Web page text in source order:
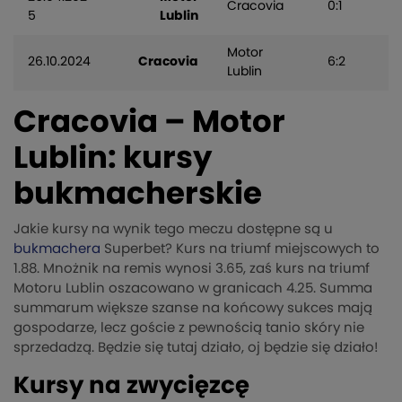
5
Lublin
Cracovia 0:1
26.10.2024 Cracovia
Motor
Lublin
6:2
Cracovia – Motor
Lublin: kursy
bukmacherskie
Jakie kursy na wynik tego meczu dostępne są u
bukmachera Superbet? Kurs na triumf miejscowych to
1.88. Mnożnik na remis wynosi 3.65, zaś kurs na triumf
Motoru Lublin oszacowano w granicach 4.25. Summa
summarum większe szanse na końcowy sukces mają
gospodarze, lecz goście z pewnością tanio skóry nie
sprzedadzą. Będzie się tutaj działo, oj będzie się działo!
Kursy na zwycięzcę